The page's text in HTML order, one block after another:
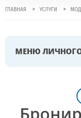
ГЛАВНАЯ > УСЛУГИ >
МЕНЮ